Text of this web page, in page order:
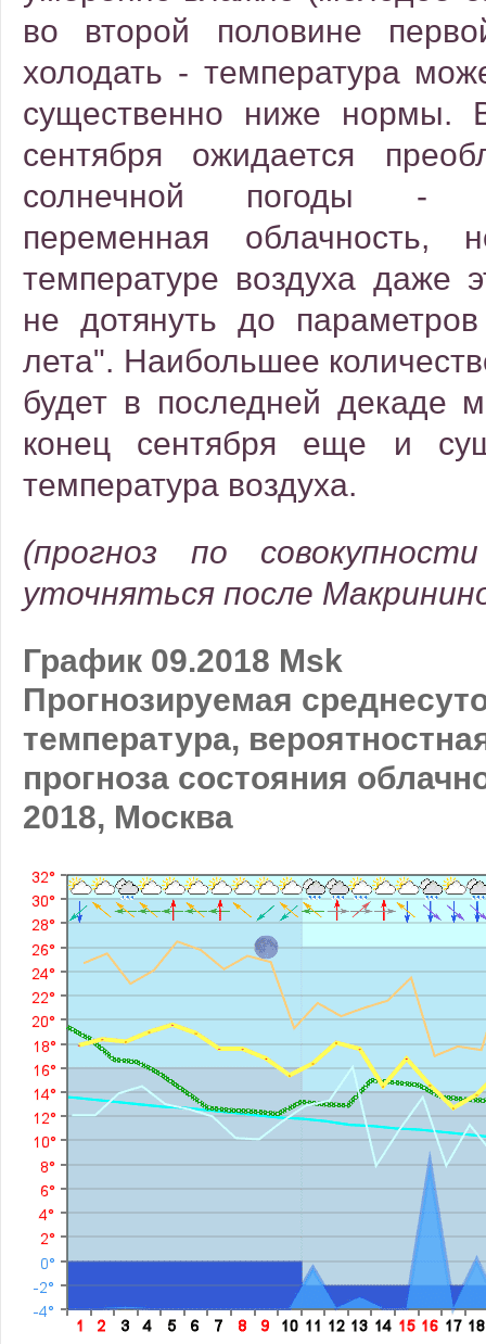
во второй половине
холодать - температура
существенно ниже нормы.
сентября ожидается
солнечной погоды -
переменная
температуре воздуха даже
не дотянуть до параметров
лета". Наибольшее
будет в последней декаде
конец сентября еще и
температура воздуха.
(прогноз по
уточняться после
График 09.2018 Msk
Прогнозируемая
температура,
прогноза состояния
2018, Москва